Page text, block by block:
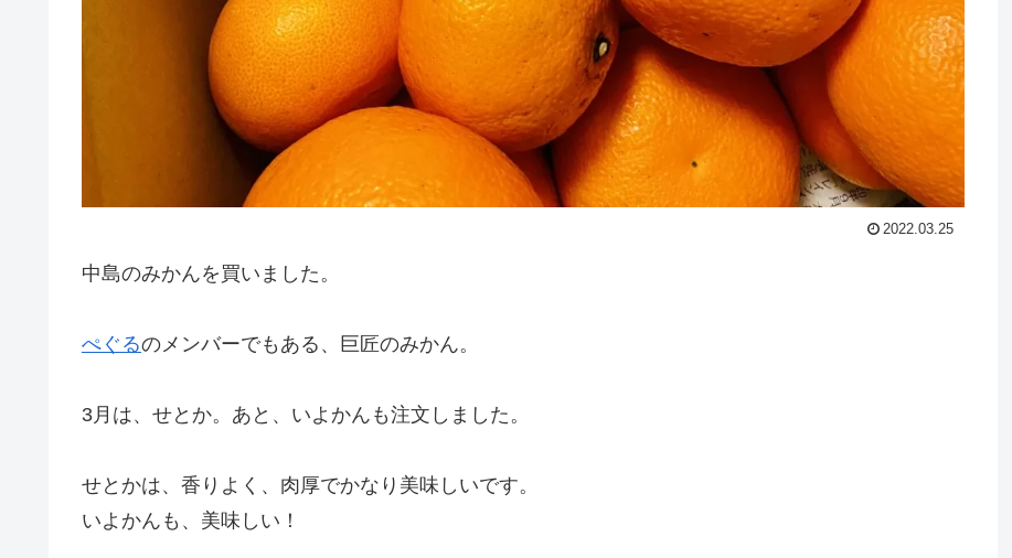
2022.03.25
中島のみかんを買いました。
ぺぐるのメンバーでもある、巨匠のみかん。
3月は、せとか。あと、いよかんも注文しました。
せとかは、香りよく、肉厚でかなり美味しいです。
いよかんも、美味しい！